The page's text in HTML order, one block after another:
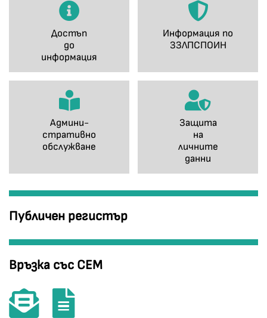
Достъп
до
информация
Информация по
ЗЗЛПСПОИН
Админи-
стративно
обслужване
Защита
на
личните
данни
Публичен регистър
Връзка със СЕМ